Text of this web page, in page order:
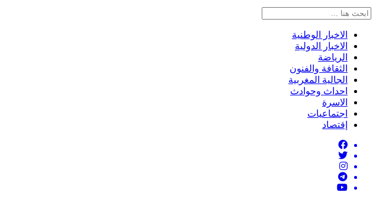
الاخبار الوطنية
الاخبار الدولية
الرياضة
الثقافة والفنون
الجالية المغربية
احداث وحوادث
الاسرة
اجتماعيات
إقتصاد